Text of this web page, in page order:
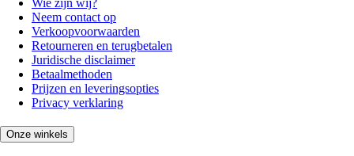
Neem contact op
Verkoopvoorwaarden
Retourneren en terugbetalen
Juridische disclaimer
Betaalmethoden
Prijzen en leveringsopties
Privacy verklaring
Onze winkels